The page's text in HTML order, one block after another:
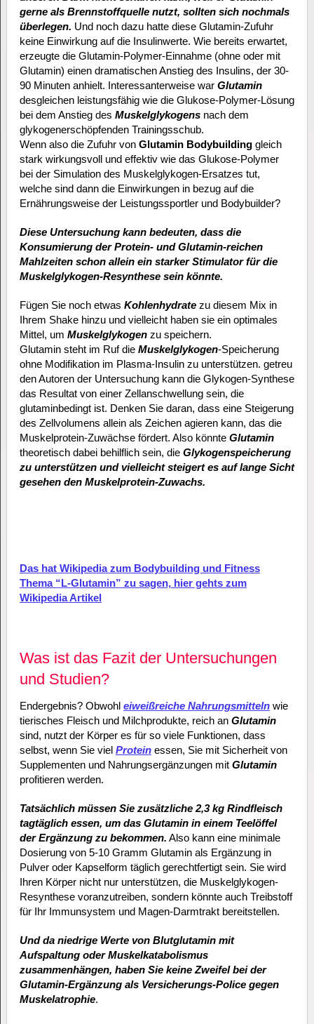
gerne als Brennstoffquelle nutzt, sollten sich nochmals
überlegen. Und noch dazu hatte diese Glutamin-Zufuhr
keine Einwirkung auf die Insulinwerte. Wie bereits erwartet,
erzeugte die Glutamin-Polymer-Einnahme (ohne oder mit
Glutamin) einen dramatischen Anstieg des Insulins, der 30-
90 Minuten anhielt. Interessanterweise war Glutamin
desgleichen leistungsfähig wie die Glukose-Polymer-Lösung
bei dem Anstieg des Muskelglykogensnach dem
glykogenerschöpfenden Trainingsschub.
Wenn also die Zufuhr von Glutamin Bodybuildinggleich
stark wirkungsvoll und effektiv wie das Glukose-Polymer
bei der Simulation des Muskelglykogen-Ersatzes tut,
welche sind dann die Einwirkungen in bezug auf die
Ernährungsweise der Leistungssportler und Bodybuilder?
Diese Untersuchung kann bedeuten, dass die
Konsumierung der Protein- und Glutamin-reichen
Mahlzeiten schon allein ein starker Stimulator für die
Muskelglykogen-Resynthese sein könnte.
Fügen Sie noch etwas Kohlenhydratezu diesem Mix in
Ihrem Shake hinzu und vielleicht haben sie ein optimales
Mittel, um Muskelglykogenzu speichern.
Glutamin steht im Ruf die Muskelglykogen-Speicherung
ohne Modifikation im Plasma-Insulin zu unterstützen. getreu
den Autoren der Untersuchung kann die Glykogen-Synthese
das Resultat von einer Zellanschwellung sein, die
glutaminbedingt ist. Denken Sie daran, dass eine Steigerung
des Zellvolumens allein als Zeichen agieren kann, das die
Muskelprotein-Zuwächse fördert. Also könnte Glutamin
theoretisch dabei behilflich sein, die Glykogenspeicherung
zu unterstützen und vielleicht steigert es auf lange Sicht
gesehen den Muskelprotein-Zuwachs.
Das hat Wikipedia zum Bodybuilding und Fitness
Thema “L-Glutamin” zu sagen, hier gehts zum
Wikipedia Artikel
Was ist das Fazit der Untersuchungen
und Studien?
Endergebnis? Obwohl eiweißreiche Nahrungsmittelnwie
tierisches Fleisch und Milchprodukte, reich an Glutamin
sind, nutzt der Körper es für so viele Funktionen, dass
selbst, wenn Sie viel Proteinessen, Sie mit Sicherheit von
Supplementen und Nahrungsergänzungen mit Glutamin
profitieren werden.
Tatsächlich müssen Sie zusätzliche 2,3 kg Rindfleisch
tagtäglich essen, um das Glutamin in einem Teelöffel
der Ergänzung zu bekommen. Also kann eine minimale
Dosierung von 5-10 Gramm Glutamin als Ergänzung in
Pulver oder Kapselform täglich gerechtfertigt sein. Sie wird
Ihren Körper nicht nur unterstützen, die Muskelglykogen-
Resynthese voranzutreiben, sondern könnte auch Treibstoff
für Ihr Immunsystem und Magen-Darmtrakt bereitstellen.
Und da niedrige Werte von Blutglutamin mit
Aufspaltung oder Muskelkatabolismus
zusammenhängen, haben Sie keine Zweifel bei der
Glutamin-Ergänzung als Versicherungs-Police gegen
Muskelatrophie.